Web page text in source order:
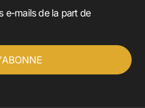
e-mails de la part de